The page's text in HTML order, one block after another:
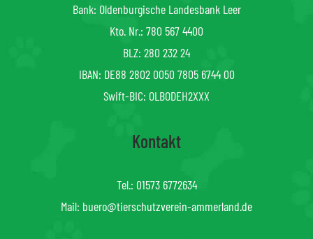
Bank: Oldenburgische Landesbank Leer
Kto. Nr.: 780 567 4400
BLZ: 280 232 24
IBAN: DE88 2802 0050 7805 6744 00
Swift-BIC: OLBODEH2XXX
Kontakt
Tel.: 01573 6772634
Mail: buero@tierschutzverein-ammerland.de